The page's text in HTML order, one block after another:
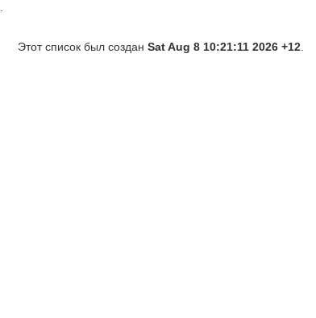
Этот список был создан Sat Aug 8 10:21:11 2026 +12